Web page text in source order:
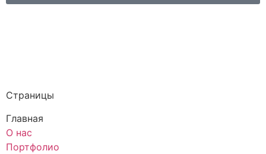
Страницы
Главная
О нас
Портфолио